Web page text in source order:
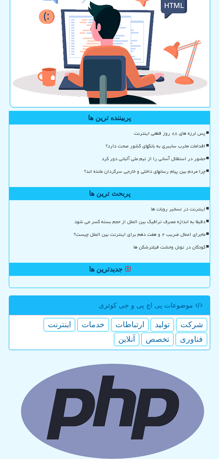
پربیننده ترین ها
پس لرزه های ۸۸ روز قطعی اینترنت
اقدامات مخرب سایبری به بانکهای کشور صحت دارد؟
حضور در استقلال آسانی را از تیم ملی آلبانی دور کرد
چرا مردم بین پیام رسانهای داخلی و خارجی سرگردان مانده اند؟
پربحث ترین ها
اینترنت در تسخیر روبات ها
دقیقا به اندازه مصرف ترافیک بین الملل از حجم بسته کسر می شود
ماجرای اعمال ضریب ۲ و هفت دهم برای اینترنت بین الملل چیست؟
کودکان در تونل وحشت فیلترشکن ها
جدیدترین ها
موضوعات پی اچ پی و جی كوئری
شركت تولید ارتباطات خدمات
اینترنت
فناوری
تخصص آنلاین